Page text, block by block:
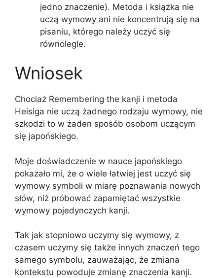
jedno znaczenie). Metoda i książka nie
uczą wymowy ani nie koncentrują się na
pisaniu, którego należy uczyć się
równolegle.
Wniosek
Chociaż Remembering the kanji i metoda
Heisiga nie uczą żadnego rodzaju wymowy, nie
szkodzi to w żaden sposób osobom uczącym
się japońskiego.
Moje doświadczenie w nauce japońskiego
pokazało mi, że o wiele łatwiej jest uczyć się
wymowy symboli w miarę poznawania nowych
słów, niż próbować zapamiętać wszystkie
wymowy pojedynczych kanji.
Tak jak stopniowo uczymy się wymowy, z
czasem uczymy się także innych znaczeń tego
samego symbolu, zauważając, że zmiana
kontekstu powoduje zmianę znaczenia kanji.